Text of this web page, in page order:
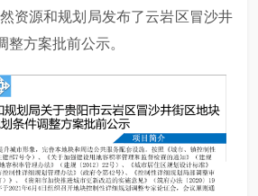
资源和规划局发布了云岩区冒沙井
方案批前公示。